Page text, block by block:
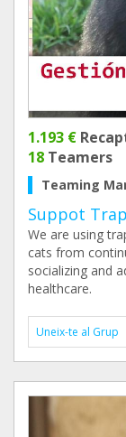
1.193 €
18 Teamers
Teaming
Suppot
We are using
cats from
socializing and
healthcare.
Uneix-te al Grup